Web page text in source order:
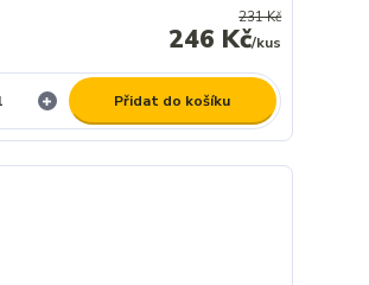
231 Kč
246 Kč/kus
Přidat do košíku